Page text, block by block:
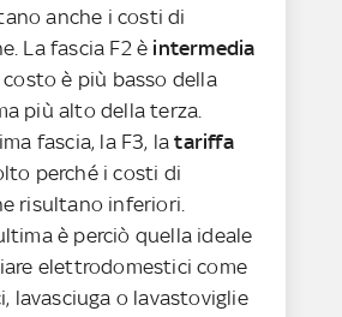
anche i costi di
La fascia F2 è intermedia
è più basso della
più alto della terza.
fascia, la F3, latariffa
perché i costi di
risultano inferiori.
è perciò quella ideale
elettrodomestici come
lavasciuga o lavastoviglie